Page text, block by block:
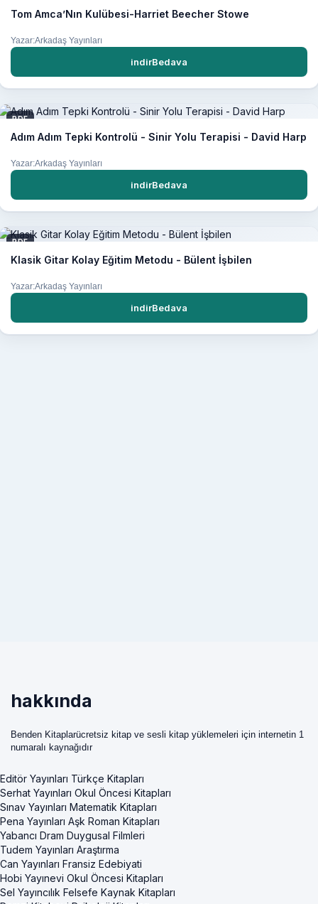
Tom Amca’Nın Kulübesi-Harriet Beecher Stowe
Yazar:Arkadaş Yayınları
indirBedava
PDF
Adım Adım Tepki Kontrolü - Sinir Yolu Terapisi - David Harp
Yazar:Arkadaş Yayınları
indirBedava
PDF
Klasik Gitar Kolay Eğitim Metodu - Bülent İşbilen
Yazar:Arkadaş Yayınları
indirBedava
hakkında
Benden Kitaplarücretsiz kitap ve sesli kitap yüklemeleri için internetin 1
numaralı kaynağıdır
Editör Yayınları Türkçe Kitapları
Serhat Yayınları Okul Öncesi Kitapları
Sınav Yayınları Matematik Kitapları
Pena Yayınları Aşk Roman Kitapları
Yabancı Dram Duygusal Filmleri
Tudem Yayınları Araştırma
Can Yayınları Fransiz Edebiyati
Hobi Yayınevi Okul Öncesi Kitapları
Sel Yayıncılık Felsefe Kaynak Kitapları